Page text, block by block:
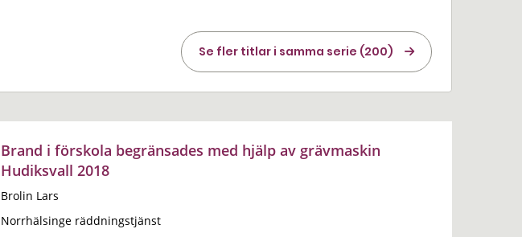
Se fler titlar i samma serie (200)
Brand i förskola begränsades med hjälp av grävmaskin
Hudiksvall 2018
Brolin Lars
Norrhälsinge räddningstjänst